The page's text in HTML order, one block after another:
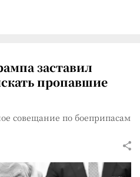
заставил
пропавшие
совещание по боеприпасам